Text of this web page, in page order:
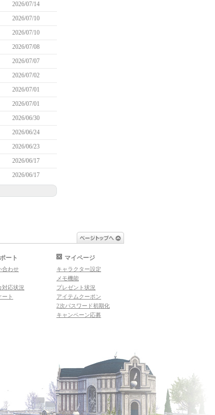
2026/07/14
2026/07/10
2026/07/10
2026/07/08
2026/07/07
2026/07/02
2026/07/01
2026/07/01
2026/06/30
2026/06/24
2026/06/23
2026/06/17
2026/06/17
ート
合わせ
対応状況
ート
マイページ
キャラクター設定
メモ機能
プレゼント状況
アイテムクーポン
2次パスワード初期化
キャンペーン応募